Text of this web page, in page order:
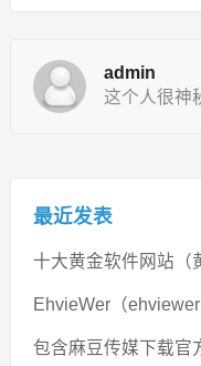
admin
这个人很神
最近发表
十大黄金软件网站（
EhvieWer（
包含麻豆传媒下载官